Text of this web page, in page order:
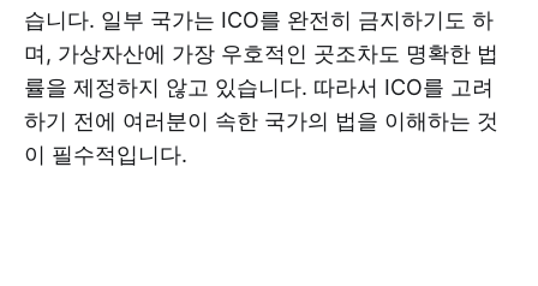
습니다. 일부 국가는 ICO를 완전히 금지하기도 하
며, 가상자산에 가장 우호적인 곳조차도 명확한 법
률을 제정하지 않고 있습니다. 따라서 ICO를 고려
하기 전에 여러분이 속한 국가의 법을 이해하는 것
이 필수적입니다.